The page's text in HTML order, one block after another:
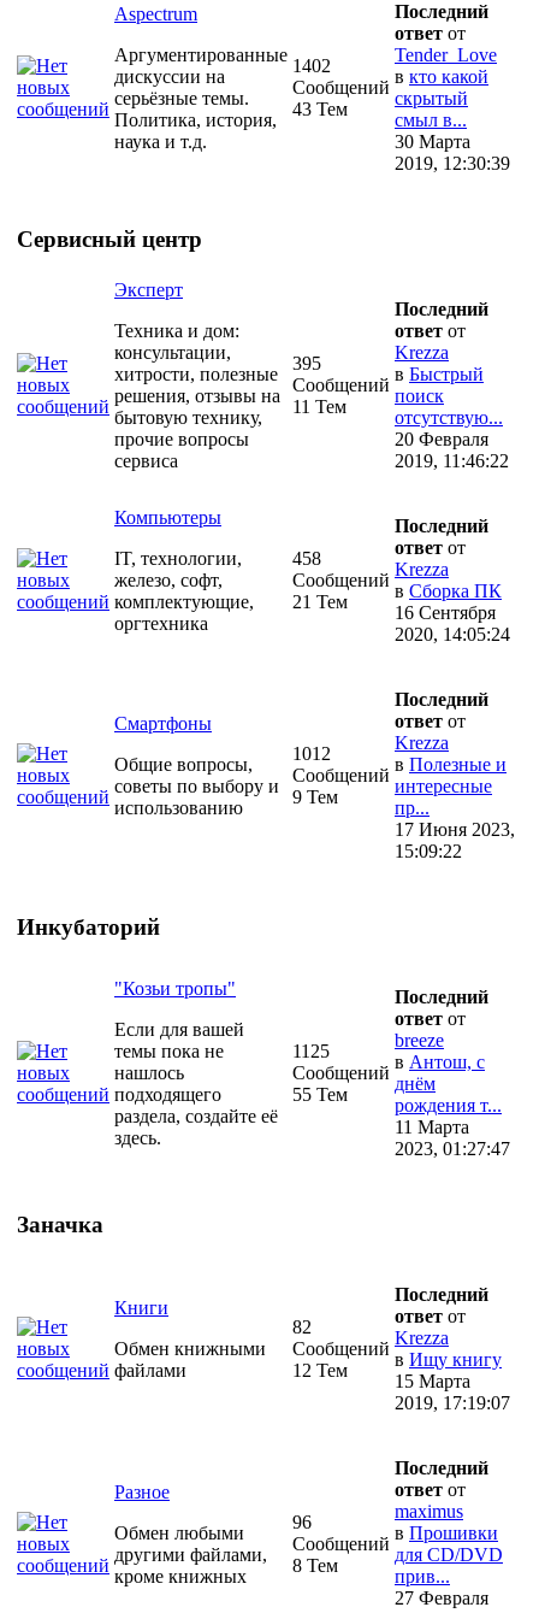
Aspectrum
Аргументированные
дискуссии на
серьёзные темы.
Политика, история,
наука и т.д.
1402
Сообщений
43 Тем
Последний
ответ от
Tender_Love
в кто какой
скрытый
смыл в...
30 Марта
2019, 12:30:39
Сервисный центр
Эксперт
Техника и дом:
консультации,
хитрости, полезные
решения, отзывы на
бытовую технику,
прочие вопросы
сервиса
395
Сообщений
11 Тем
Последний
ответ от
Krezza
в Быстрый
поиск
отсутствую...
20 Февраля
2019, 11:46:22
Компьютеры
IT, технологии,
железо, софт,
комплектующие,
оргтехника
458
Сообщений
21 Тем
Последний
ответ от
Krezza
в Сборка ПК
16 Сентября
2020, 14:05:24
Смартфоны
Общие вопросы,
советы по выбору и
использованию
1012
Сообщений
9 Тем
Последний
ответ от
Krezza
в Полезные и
интересные
пр...
17 Июня 2023,
15:09:22
Инкубаторий
"Козьи тропы"
Если для вашей
темы пока не
нашлось
подходящего
раздела, создайте её
здесь.
1125
Сообщений
55 Тем
Последний
ответ от
breeze
в Антош, с
днём
рождения т...
11 Марта
2023, 01:27:47
Заначка
Книги
Обмен книжными
файлами
82
Сообщений
12 Тем
Последний
ответ от
Krezza
в Ищу книгу
15 Марта
2019, 17:19:07
Разное
Обмен любыми
другими файлами,
кроме книжных
96
Сообщений
8 Тем
Последний
ответ от
maximus
в Прошивки
для CD/DVD
прив...
27 Февраля